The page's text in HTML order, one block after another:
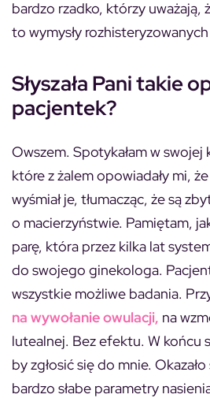
bardzo rzadko, którzy uważają,
to wymysły
Słyszała Pani takie
pacjentek?
Owszem. Spotykałam w swojej
które z żalem opowiadały mi,
wyśmiał je, tłumacząc, że są
o macierzyństwie. Pamiętam,
parę, która przez kilka lat
do swojego ginekologa.
wszystkie możliwe badania.
na wywołanie owulacji, na
lutealnej. Bez efektu. W końcu
by zgłosić się do mnie.
bardzo słabe parametry